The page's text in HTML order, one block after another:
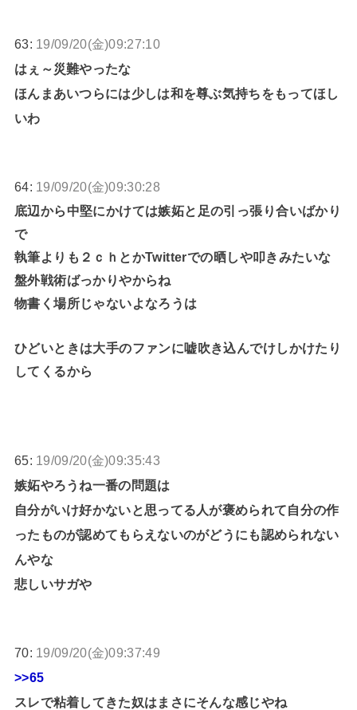
63: 19/09/20(金)09:27:10
はぇ～災難やったな
ほんまあいつらには少しは和を尊ぶ気持ちをもってほし
いわ
64: 19/09/20(金)09:30:28
底辺から中堅にかけては嫉妬と足の引っ張り合いばかり
で
執筆よりも２ｃｈとかTwitterでの晒しや叩きみたいな
盤外戦術ばっかりやからね
物書く場所じゃないよなろうは
ひどいときは大手のファンに嘘吹き込んでけしかけたり
してくるから
65: 19/09/20(金)09:35:43
嫉妬やろうね一番の問題は
自分がいけ好かないと思ってる人が褒められて自分の作
ったものが認めてもらえないのがどうにも認められない
んやな
悲しいサガや
70: 19/09/20(金)09:37:49
>>65
スレで粘着してきた奴はまさにそんな感じやね